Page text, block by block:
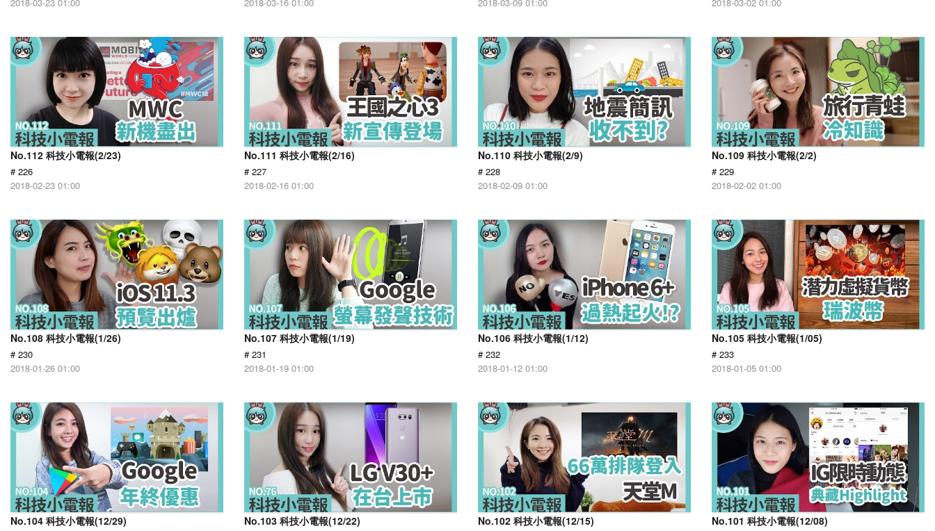
No.112 科技小電報(2/23)
# 226
2018-02-23 01:00
No.111 科技小電報(2/16)
# 227
2018-02-16 01:00
No.110 科技小電報(2/9)
# 228
2018-02-09 01:00
No.109 科技小電報(2/2)
# 229
2018-02-02 01:00
No.108 科技小電報(1/26)
# 230
2018-01-26 01:00
No.107 科技小電報(1/19)
# 231
2018-01-19 01:00
No.106 科技小電報(1/12)
# 232
2018-01-12 01:00
No.105 科技小電報(1/05)
# 233
2018-01-05 01:00
No.104 科技小電報(12/29) No.103 科技小電報(12/22) No.102 科技小電報(12/15) No.101 科技小電報(12/08)